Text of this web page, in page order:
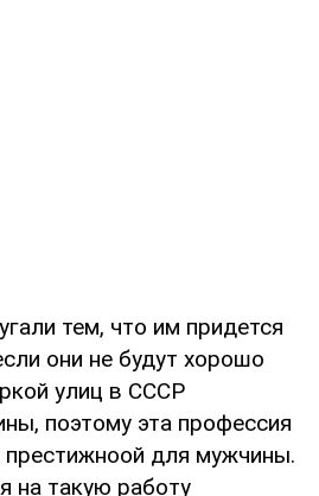
тем, что им придется
они не будут хорошо
улиц в СССР
поэтому эта профессия
для мужчины.
на такую работу